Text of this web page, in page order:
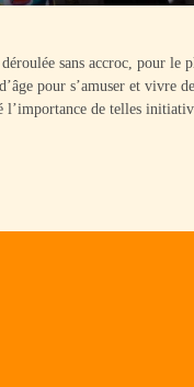
sans accroc, pour le
pour s’amuser et vivre
l’importance de telles